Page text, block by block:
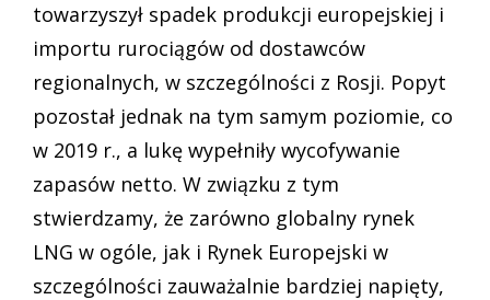
towarzyszył spadek produkcji europejskiej i
importu rurociągów od dostawców
regionalnych, w szczególności z Rosji. Popyt
pozostał jednak na tym samym poziomie, co
w 2019 r., a lukę wypełniły wycofywanie
zapasów netto. W związku z tym
stwierdzamy, że zarówno globalny rynek
LNG w ogóle, jak i Rynek Europejski w
szczególności zauważalnie bardziej napięty,